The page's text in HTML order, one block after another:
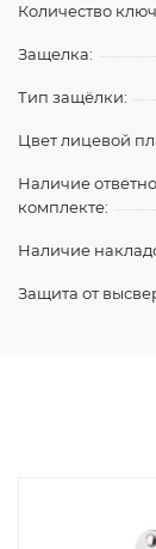
Количество
Защелка:
Тип защёлки:
Цвет лицевой
Наличие
комплекте:
Наличие
Защита от